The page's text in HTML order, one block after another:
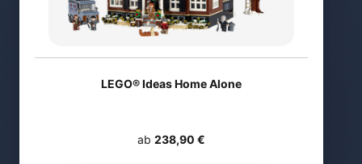
LEGO® Ideas Home Alone
ab 238,90 €